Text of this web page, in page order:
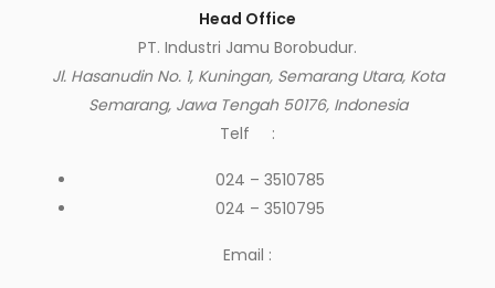
Head Office
PT. Industri Jamu Borobudur.
Jl. Hasanudin No. 1, Kuningan, Semarang Utara, Kota
Semarang, Jawa Tengah 50176, Indonesia
Telf :
024 – 3510785
024 – 3510795
Email :